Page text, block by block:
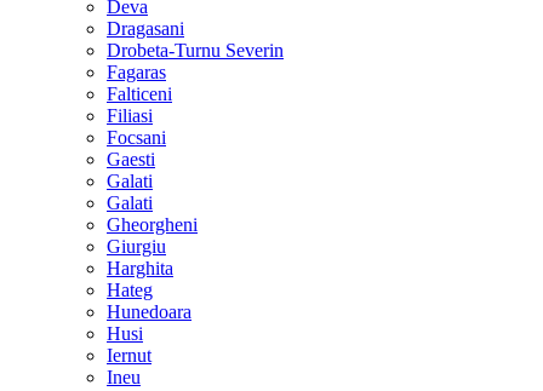
Deva
Dragasani
Drobeta-Turnu Severin
Fagaras
Falticeni
Filiasi
Focsani
Gaesti
Galati
Galati
Gheorgheni
Giurgiu
Harghita
Hateg
Hunedoara
Husi
Iernut
Ineu